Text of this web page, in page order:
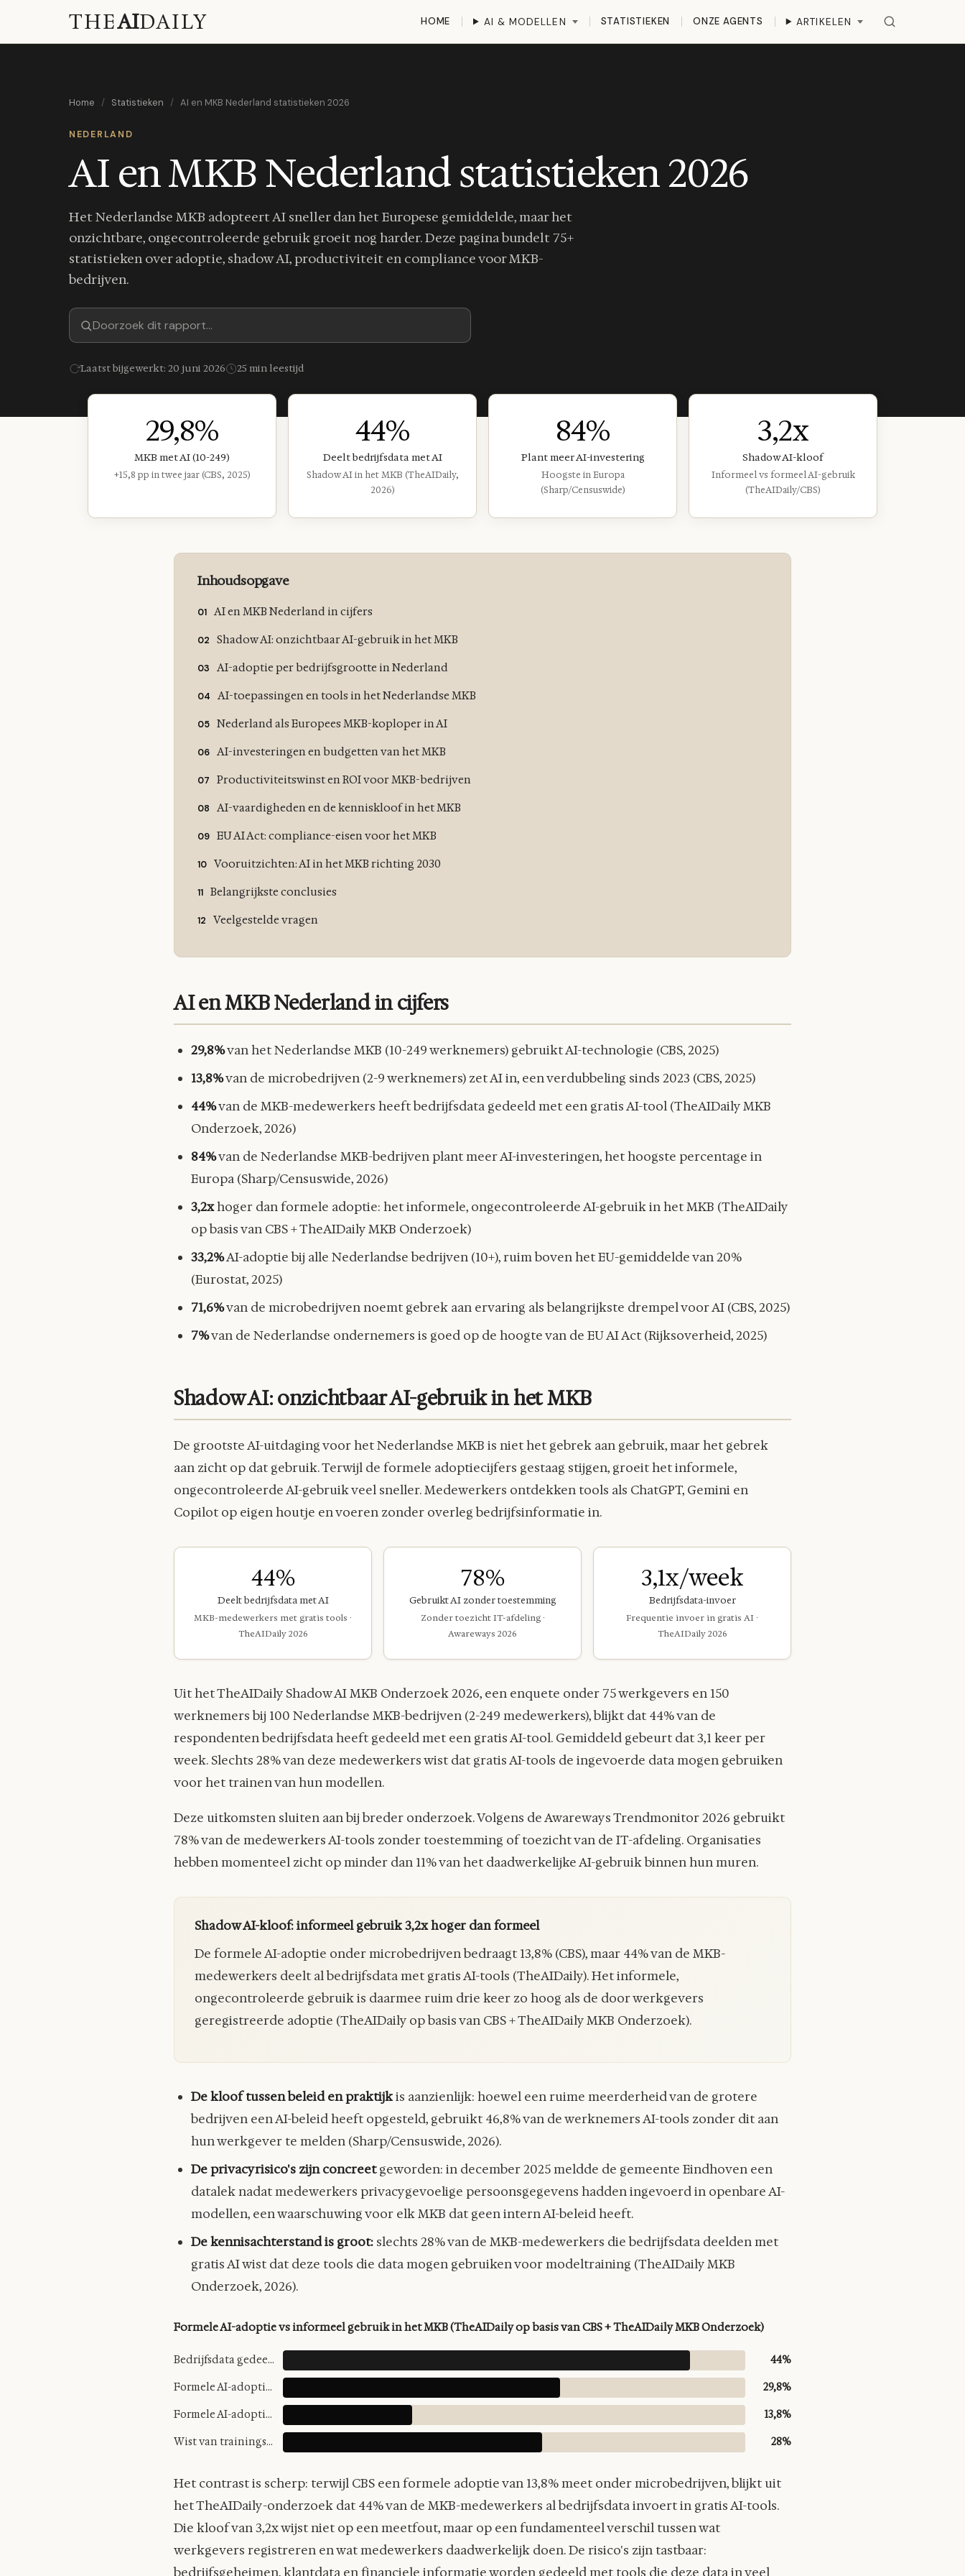
THEAIDAILY HOME AI & MODELLEN STATISTIEKEN ONZE AGENTS ARTIKELEN
Home / Statistieken / AI en MKB Nederland statistieken 2026
NEDERLAND
AI en MKB Nederland statistieken 2026
Het Nederlandse MKB adopteert AI sneller dan het Europese gemiddelde, maar het
onzichtbare, ongecontroleerde gebruik groeit nog harder. Deze pagina bundelt 75+
statistieken over adoptie, shadow AI, productiviteit en compliance voor MKB-
bedrijven.
Laatst bijgewerkt: 20 juni 2026 25 min leestijd
29,8%
MKB met AI (10-249)
+15,8 pp in twee jaar (CBS, 2025)
44%
Deelt bedrijfsdata met AI
Shadow AI in het MKB (TheAIDaily,
2026)
84%
Plant meer AI-investering
Hoogste in Europa
(Sharp/Censuswide)
3,2x
Shadow AI-kloof
Informeel vs formeel AI-gebruik
(TheAIDaily/CBS)
Inhoudsopgave
AI en MKB Nederland in cijfers
Shadow AI: onzichtbaar AI-gebruik in het MKB
AI-adoptie per bedrijfsgrootte in Nederland
AI-toepassingen en tools in het Nederlandse MKB
Nederland als Europees MKB-koploper in AI
AI-investeringen en budgetten van het MKB
Productiviteitswinst en ROI voor MKB-bedrijven
AI-vaardigheden en de kenniskloof in het MKB
EU AI Act: compliance-eisen voor het MKB
Vooruitzichten: AI in het MKB richting 2030
Belangrijkste conclusies
Veelgestelde vragen
AI en MKB Nederland in cijfers
29,8%van het Nederlandse MKB (10-249 werknemers) gebruikt AI-technologie (CBS, 2025)
13,8%van de microbedrijven (2-9 werknemers) zet AI in, een verdubbeling sinds 2023 (CBS, 2025)
44%van de MKB-medewerkers heeft bedrijfsdata gedeeld met een gratis AI-tool (TheAIDaily MKB
Onderzoek, 2026)
84%van de Nederlandse MKB-bedrijven plant meer AI-investeringen, het hoogste percentage in
Europa (Sharp/Censuswide, 2026)
3,2xhoger dan formele adoptie: het informele, ongecontroleerde AI-gebruik in het MKB (TheAIDaily
op basis van CBS + TheAIDaily MKB Onderzoek)
33,2%AI-adoptie bij alle Nederlandse bedrijven (10+), ruim boven het EU-gemiddelde van 20%
(Eurostat, 2025)
71,6%van de microbedrijven noemt gebrek aan ervaring als belangrijkste drempel voor AI (CBS, 2025)
7%van de Nederlandse ondernemers is goed op de hoogte van de EU AI Act (Rijksoverheid, 2025)
Shadow AI: onzichtbaar AI-gebruik in het MKB
De grootste AI-uitdaging voor het Nederlandse MKB is niet het gebrek aan gebruik, maar het gebrek
aan zicht op dat gebruik. Terwijl de formele adoptiecijfers gestaag stijgen, groeit het informele,
ongecontroleerde AI-gebruik veel sneller. Medewerkers ontdekken tools als ChatGPT, Gemini en
Copilot op eigen houtje en voeren zonder overleg bedrijfsinformatie in.
44%
Deelt bedrijfsdata met AI
MKB-medewerkers met gratis tools ·
TheAIDaily 2026
78%
Gebruikt AI zonder toestemming
Zonder toezicht IT-afdeling ·
Awareways 2026
3,1x/week
Bedrijfsdata-invoer
Frequentie invoer in gratis AI ·
TheAIDaily 2026
Uit het TheAIDaily Shadow AI MKB Onderzoek 2026, een enquete onder 75 werkgevers en 150
werknemers bij 100 Nederlandse MKB-bedrijven (2-249 medewerkers), blijkt dat 44% van de
respondenten bedrijfsdata heeft gedeeld met een gratis AI-tool. Gemiddeld gebeurt dat 3,1 keer per
week. Slechts 28% van deze medewerkers wist dat gratis AI-tools de ingevoerde data mogen gebruiken
voor het trainen van hun modellen.
Deze uitkomsten sluiten aan bij breder onderzoek. Volgens de Awareways Trendmonitor 2026 gebruikt
78% van de medewerkers AI-tools zonder toestemming of toezicht van de IT-afdeling. Organisaties
hebben momenteel zicht op minder dan 11% van het daadwerkelijke AI-gebruik binnen hun muren.
Shadow AI-kloof: informeel gebruik 3,2x hoger dan formeel
De formele AI-adoptie onder microbedrijven bedraagt 13,8% (CBS), maar 44% van de MKB-
medewerkers deelt al bedrijfsdata met gratis AI-tools (TheAIDaily). Het informele,
ongecontroleerde gebruik is daarmee ruim drie keer zo hoog als de door werkgevers
geregistreerde adoptie (TheAIDaily op basis van CBS + TheAIDaily MKB Onderzoek).
De kloof tussen beleid en praktijkis aanzienlijk: hoewel een ruime meerderheid van de grotere
bedrijven een AI-beleid heeft opgesteld, gebruikt 46,8% van de werknemers AI-tools zonder dit aan
hun werkgever te melden (Sharp/Censuswide, 2026).
De privacyrisico's zijn concreetgeworden: in december 2025 meldde de gemeente Eindhoven een
datalek nadat medewerkers privacygevoelige persoonsgegevens hadden ingevoerd in openbare AI-
modellen, een waarschuwing voor elk MKB dat geen intern AI-beleid heeft.
De kennisachterstand is groot: slechts 28% van de MKB-medewerkers die bedrijfsdata deelden met
gratis AI wist dat deze tools die data mogen gebruiken voor modeltraining (TheAIDaily MKB
Onderzoek, 2026).
Formele AI-adoptie vs informeel gebruik in het MKB (TheAIDaily op basis van CBS + TheAIDaily MKB Onderzoek)
Bedrijfsdata gedeeld met AI
44%
Formele AI-adoptie MKB (10-249)
29,8%
Formele AI-adoptie micro (2-9)
13,8%
Wist van trainingsdata-gebruik
28%
Het contrast is scherp: terwijl CBS een formele adoptie van 13,8% meet onder microbedrijven, blijkt uit
het TheAIDaily-onderzoek dat 44% van de MKB-medewerkers al bedrijfsdata invoert in gratis AI-tools.
Die kloof van 3,2x wijst niet op een meetfout, maar op een fundamenteel verschil tussen wat
werkgevers registreren en wat medewerkers daadwerkelijk doen. De risico's zijn tastbaar:
bedrijfsgeheimen, klantdata en financiele informatie worden gedeeld met tools die deze data in veel